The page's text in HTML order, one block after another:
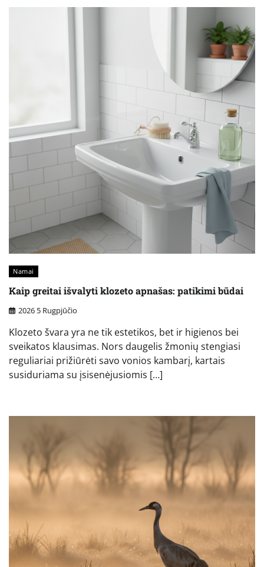
Namai
Kaip greitai išvalyti klozeto apnašas: patikimi būdai
2026 5 Rugpjūčio
Klozeto švara yra ne tik estetikos, bet ir higienos bei
sveikatos klausimas. Nors daugelis žmonių stengiasi
reguliariai prižiūrėti savo vonios kambarį, kartais
susiduriama su įsisenėjusiomis […]